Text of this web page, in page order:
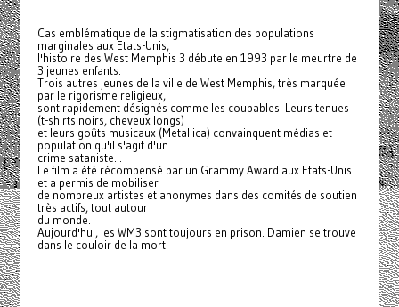
Cas emblématique de la stigmatisation des populations
marginales aux Etats-Unis,
l'histoire des West Memphis 3 débute en 1993 par le meurtre de
3 jeunes enfants.
Trois autres jeunes de la ville de West Memphis, très marquée
par le rigorisme religieux,
sont rapidement désignés comme les coupables. Leurs tenues
(t-shirts noirs, cheveux longs)
et leurs goûts musicaux (Metallica) convainquent médias et
population qu'il s'agit d'un
crime sataniste...
Le film a été récompensé par un Grammy Award aux Etats-Unis
et a permis de mobiliser
de nombreux artistes et anonymes dans des comités de soutien
très actifs, tout autour
du monde.
Aujourd'hui, les WM3 sont toujours en prison. Damien se trouve
dans le couloir de la mort.